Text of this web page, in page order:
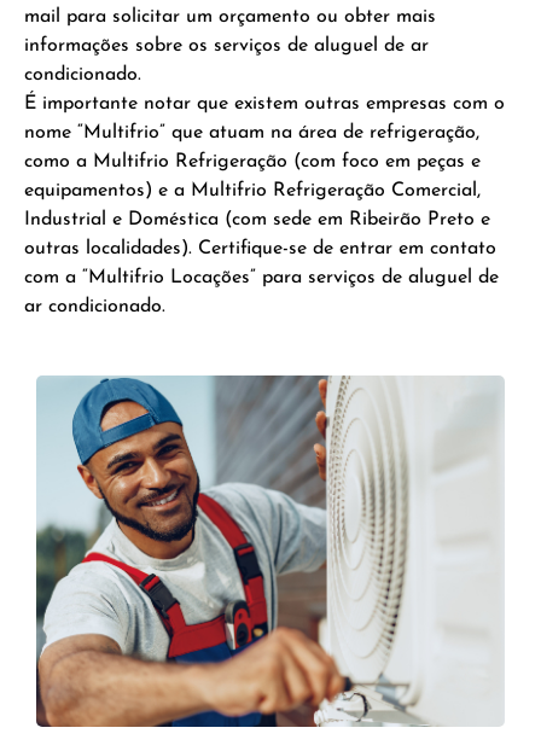
mail para solicitar um orçamento ou obter mais
informações sobre os serviços de aluguel de ar
condicionado.
É importante notar que existem outras empresas com o
nome “Multifrio” que atuam na área de refrigeração,
como a Multifrio Refrigeração (com foco em peças e
equipamentos) e a Multifrio Refrigeração Comercial,
Industrial e Doméstica (com sede em Ribeirão Preto e
outras localidades). Certifique-se de entrar em contato
com a “Multifrio Locações” para serviços de aluguel de
ar condicionado.